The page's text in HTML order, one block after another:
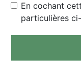
En cochant
particulières